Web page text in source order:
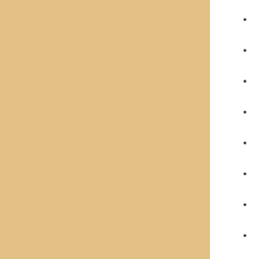
・
・
・
・
・
・
・
・